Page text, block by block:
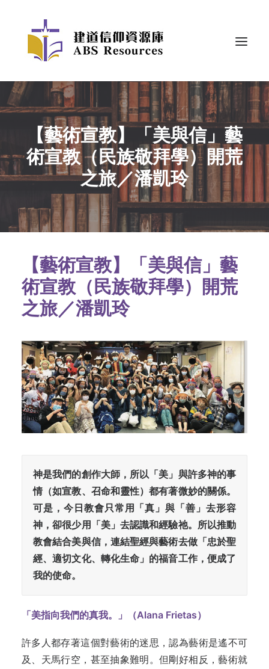
【藝術宣教】「美與信」藝
術宣教（民族敬拜學）開荒
之旅／潘凱玲
【藝術宣教】「美與信」藝
術宣教（民族敬拜學）開荒
之旅／潘凱玲
神是我們的創作大師，所以「美」與許多神的事
情（如宣教、召命和靈性）都有著微妙的關係。
可是，今日教會只常用「真」與「善」去形容
神，卻很少用「美」去認識和經驗祂。所以推動
教會結合美與信，連結聖經與藝術去做「忠於聖
經、適切文化、轉化生命」的福音工作，便成了
我的使命。
「美指向我們的真我。」（Alana Frietas）
許多人都存著這個對藝術的迷思，認為藝術是遙不可
及、天馬行空，甚至抽象難明。但剛好相反，藝術就